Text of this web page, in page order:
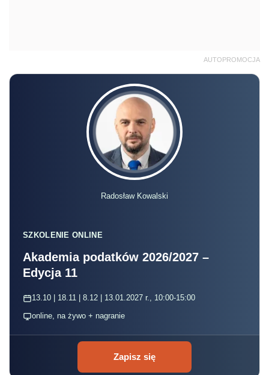
AUTOPROMOCJA
Radosław Kowalski
SZKOLENIE ONLINE
Akademia podatków 2026/2027 –
Edycja 11
13.10 | 18.11 | 8.12 | 13.01.2027 r., 10:00-15:00
online, na żywo + nagranie
Zapisz się